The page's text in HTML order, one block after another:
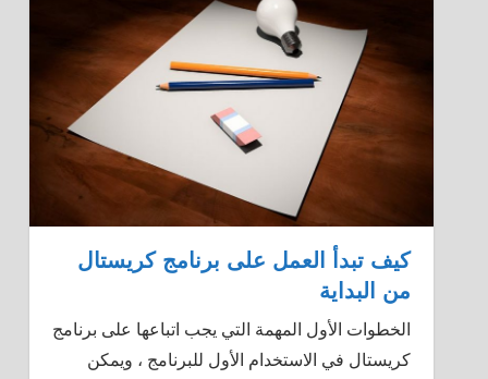
كيف تبدأ العمل على برنامج كريستال
من البداية
الخطوات الأول المهمة التي يجب اتباعها على برنامج
كريستال في الاستخدام الأول للبرنامج ، ويمكن